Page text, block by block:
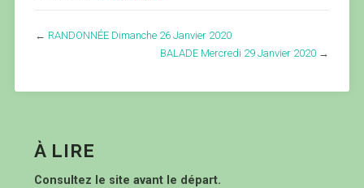
← RANDONNÉE Dimanche 26 Janvier 2020
BALADE Mercredi 29 Janvier 2020 →
À LIRE
Consultez le site avant le départ.